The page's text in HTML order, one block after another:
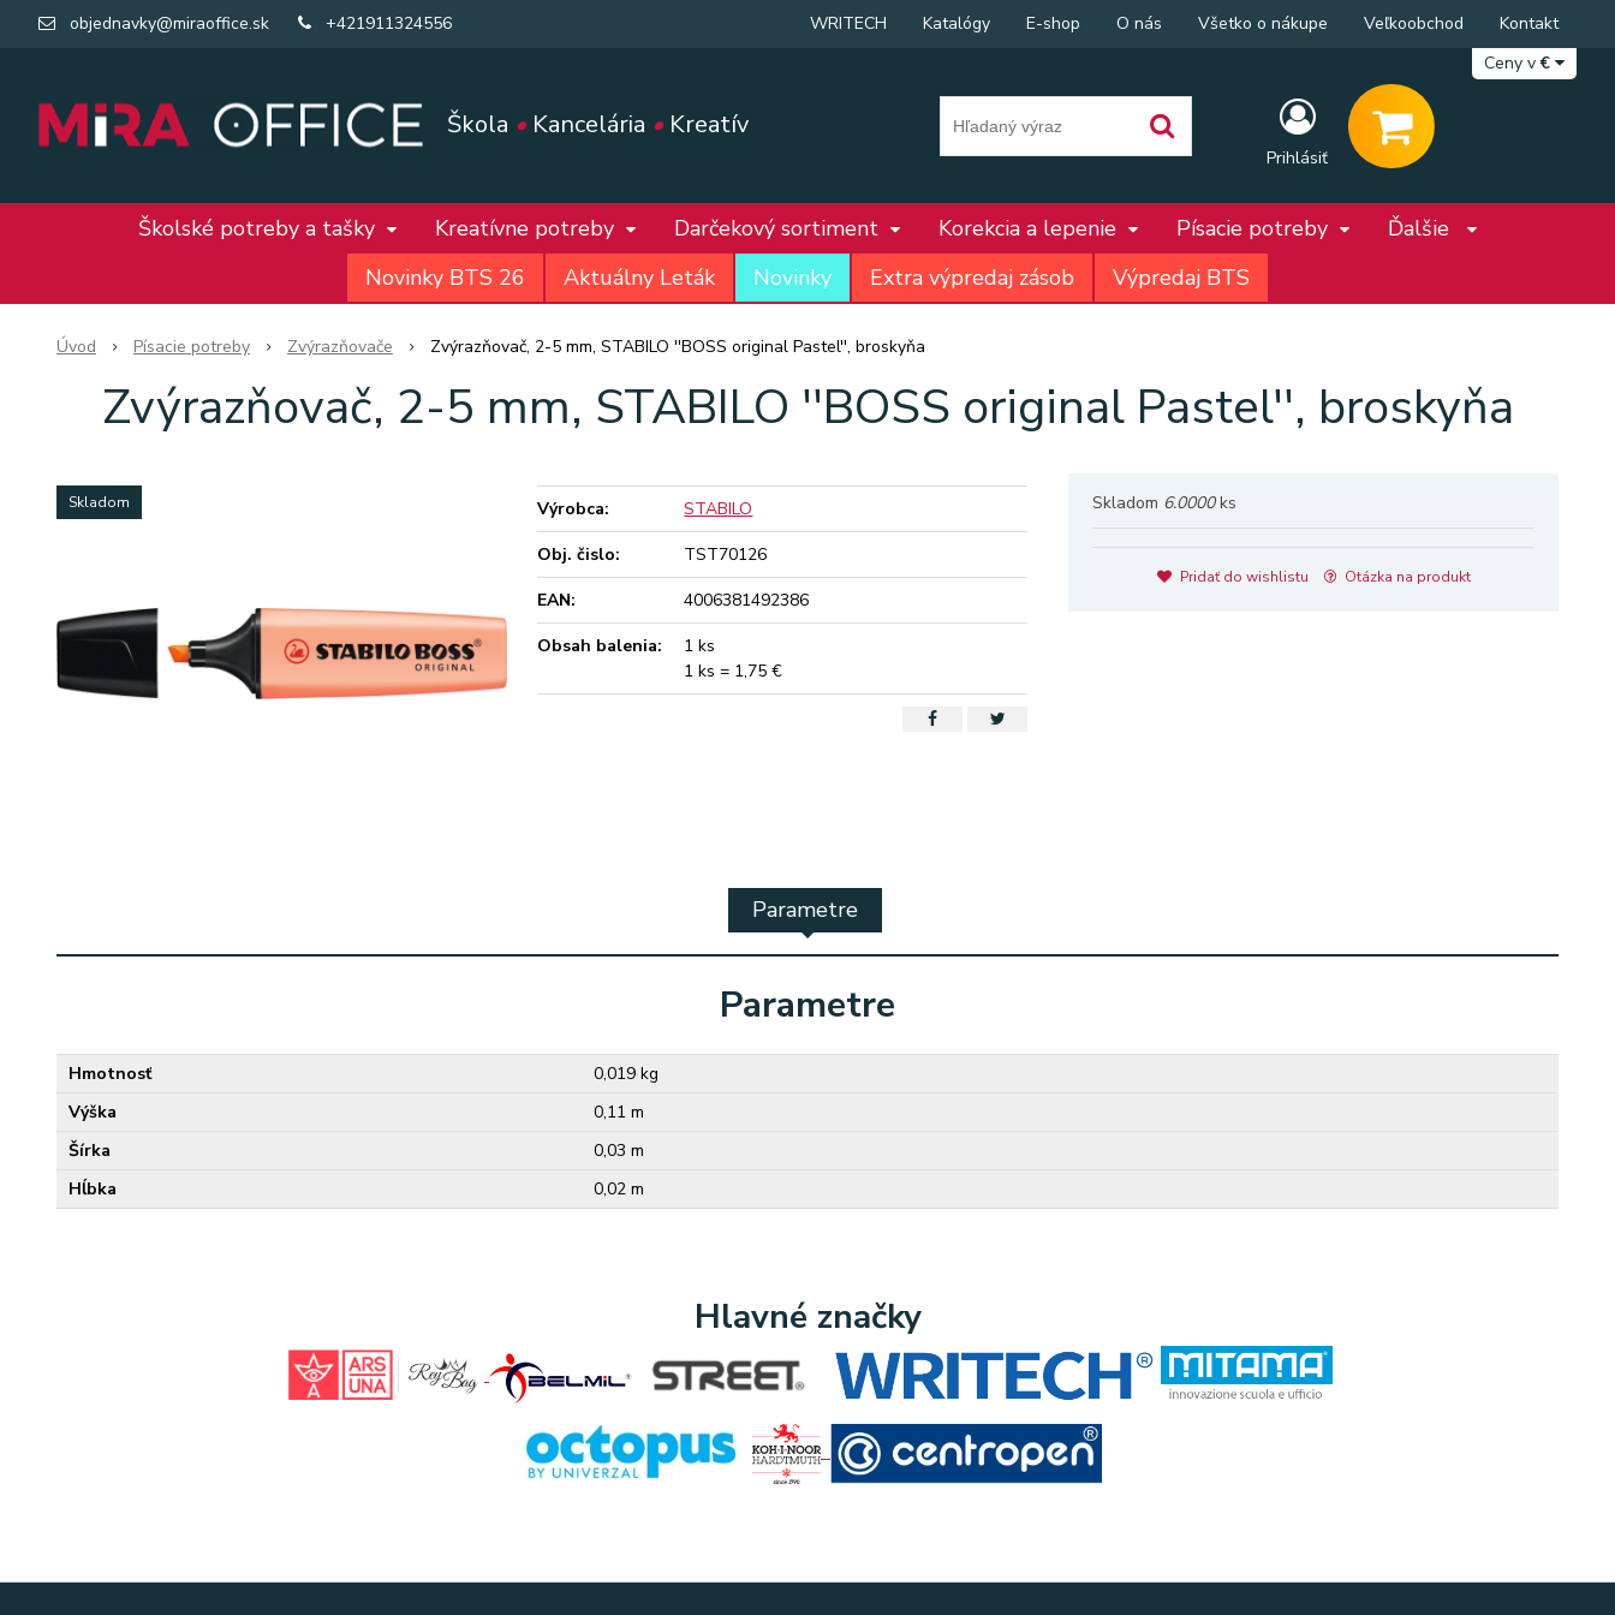
Škola •Kancelária •Kreatív
objednavky@miraoffice.sk +421911324556
Prihlásiť
WRITECH Katalógy E-shop O nás Všetko o nákupe Veľkoobchod
Kontakt
Ceny v€
Školské potreby a tašky Kreatívne potreby Darčekový sortiment Korekcia a lepenie Písacie potreby
Ďalšie
Novinky BTS 26
Aktuálny Leták Novinky Extra výpredaj zásob Výpredaj BTS
Úvod Písacie potreby Zvýrazňovače Zvýrazňovač, 2-5 mm, STABILO ''BOSS original Pastel'', broskyňa
Zvýrazňovač, 2-5 mm, STABILO ''BOSS original Pastel'', broskyňa
Skladom Skladom 6.0000ks
Pridať do wishlistu Otázka na produkt
Výrobca:
STABILO
Obj. čislo:
TST70126
EAN:
4006381492386
Obsah balenia:
1 ks
1 ks = 1,75 €
Parametre
Parametre
Hmotnosť
0,019 kg
Výška
0,11 m
Šírka
0,03 m
Hĺbka
0,02 m
Hlavné značky